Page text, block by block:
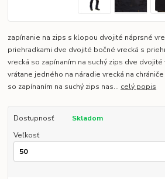
zapínanie na zips s klopou dvojité náprsné
priehradkami dve dvojité bočné vrecká s
vrecká so zapínaním na suchý zips dve dvojité
vrátane jedného na náradie vrecká na
so zapínaním na suchý zips nas... celý popis
Dostupnosť
Skladom
Veľkosť